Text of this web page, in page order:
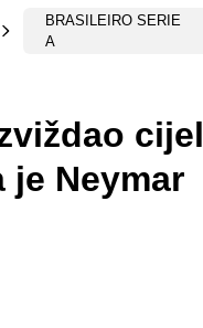
BRASILEIRO SERIE
A
Neymar